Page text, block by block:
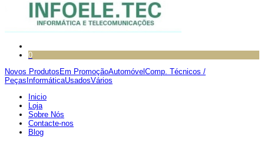
0
Novos Produtos Em PromoçãoAutomóvel Comp. Técnicos /
Peças InformáticaUsadosVários
Inicio
Loja
Sobre Nós
Contacte-nos
Blog